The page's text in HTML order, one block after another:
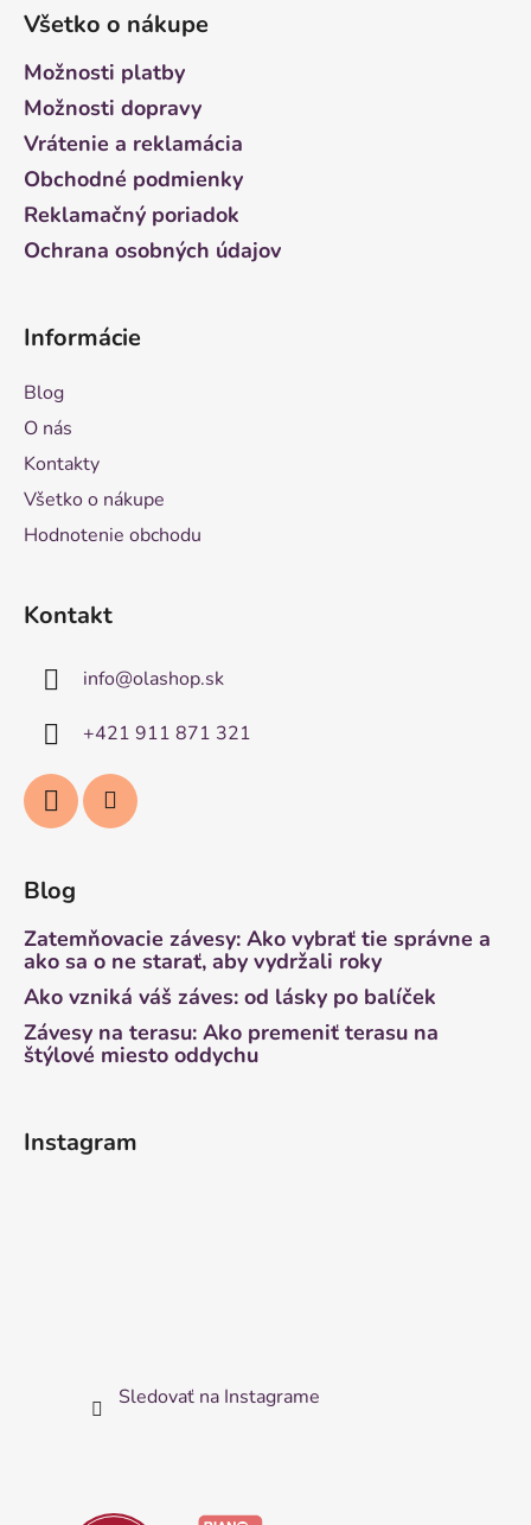
Všetko o nákupe
Možnosti platby
Možnosti dopravy
Vrátenie a reklamácia
Obchodné podmienky
Reklamačný poriadok
Ochrana osobných údajov
Informácie
Blog
O nás
Kontakty
Všetko o nákupe
Hodnotenie obchodu
Kontakt
info@olashop.sk
+421 911 871 321
Blog
Zatemňovacie závesy: Ako vybrať tie správne a
ako sa o ne starať, aby vydržali roky
Ako vzniká váš záves: od lásky po balíček
Závesy na terasu: Ako premeniť terasu na
štýlové miesto oddychu
Instagram
Sledovať na Instagrame